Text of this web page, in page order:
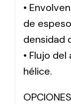
•
de
densidad
• Flujo
hélice.